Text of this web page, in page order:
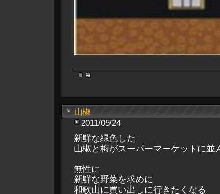
山椒
2011/05/24
新鮮な緑色した
山椒と梅がスーパーマーケットに並
無性に
新鮮な野菜を求めに
和歌山に買い出しに行きたくなる